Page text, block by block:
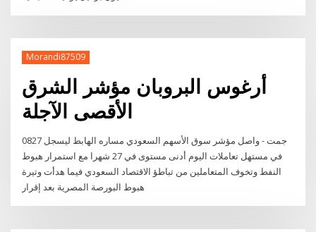
Morandi87509
أرغوس البروبان مؤشر الشرق
الأقصى الآجلة
0827 جمت - واصل مؤشر سوق الأسهم السعودي مساره الهابط ليسجل
في مستهل تعاملات اليوم أدنى مستوى في 27 شهرا مع استمرار هبوط
النفط وتخوف المتعاملين من تباطؤ الاقتصاد السعودي فيما هدأت وتيرة
هبوط البورصة المصرية بعد إقرار